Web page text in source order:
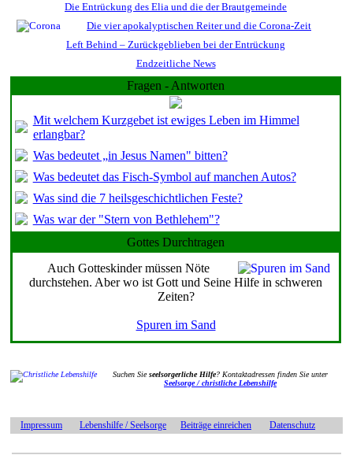
Die Entrückung des Elia und die der Brautgemeinde
Die vier apokalyptischen Reiter und die Corona-Zeit
Left Behind – Zurückgeblieben bei der Entrückung
Endzeitliche News
Fragen - Antworten
Mit welchem Kurzgebet ist ewiges Leben im Himmel
erlangbar?
Was bedeutet „in Jesus Namen" bitten?
Was bedeutet das Fisch-Symbol auf manchen Autos?
Was sind die 7 heilsgeschichtlichen Feste?
Was war der "Stern von Bethlehem"?
Gottes Durchtragen
Auch Gotteskinder müssen Nöte
durchstehen. Aber wo ist Gott und Seine Hilfe in schweren
Zeiten?
Spuren im Sand
Suchen Sieseelsorgerliche Hilfe? Kontaktadressen finden Sie unter
Seelsorge / christliche Lebenshilfe
Impressum Lebenshilfe / Seelsorge Beiträge einreichen Datenschutz